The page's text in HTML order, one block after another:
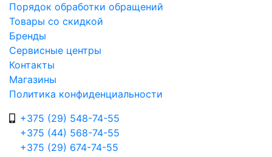
Порядок обработки обращений
Товары со скидкой
Бренды
Сервисные центры
Контакты
Магазины
Политика конфиденциальности
+375 (29) 548-74-55
+375 (44) 568-74-55
+375 (29) 674-74-55